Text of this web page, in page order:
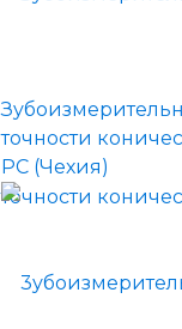
точности
PC (Чехия)